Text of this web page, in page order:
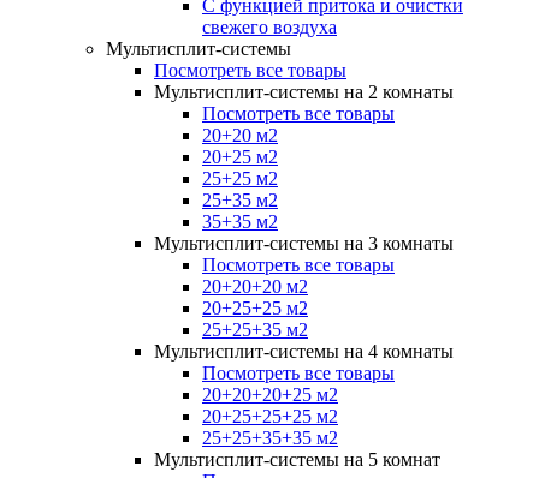
С функцией притока и очистки
свежего воздуха
Мультисплит-системы
Посмотреть все товары
Мультисплит-системы на 2 комнаты
Посмотреть все товары
20+20 м2
20+25 м2
25+25 м2
25+35 м2
35+35 м2
Мультисплит-системы на 3 комнаты
Посмотреть все товары
20+20+20 м2
20+25+25 м2
25+25+35 м2
Мультисплит-системы на 4 комнаты
Посмотреть все товары
20+20+20+25 м2
20+25+25+25 м2
25+25+35+35 м2
Мультисплит-системы на 5 комнат